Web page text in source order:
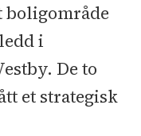
boligområde
i
De to
et strategisk